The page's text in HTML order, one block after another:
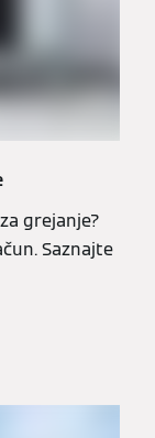
grejanje?
Saznajte